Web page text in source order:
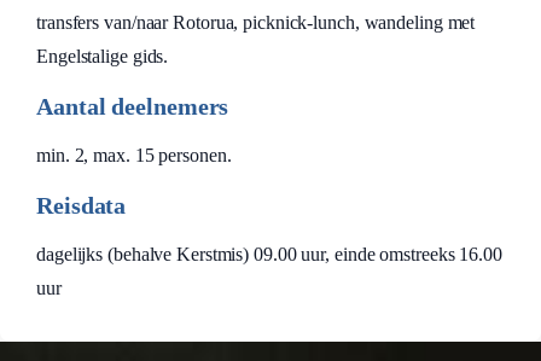
transfers van/naar Rotorua, picknick-lunch, wandeling met
Engelstalige gids.
Aantal deelnemers
min. 2, max. 15 personen.
Reisdata
dagelijks (behalve Kerstmis) 09.00 uur, einde omstreeks 16.00
uur